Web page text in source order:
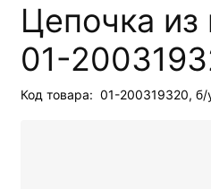
Цепочка из
01-
Код товара: 01-200319320, б/